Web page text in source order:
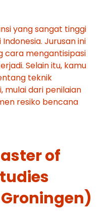
yang sangat tinggi
Jurusan ini
cara mengantisipasi
Selain itu, kamu
teknik
mulai dari penilaian
resiko bencana
of